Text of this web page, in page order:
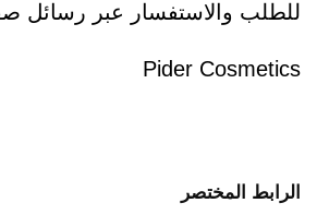
عبر رسائل صفحتنا ✉️
Pider